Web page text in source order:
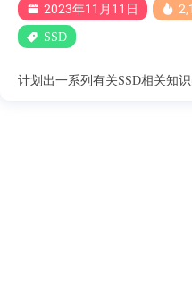
2023年11月11日
SSD
计划出一系列有关SSD相关知识